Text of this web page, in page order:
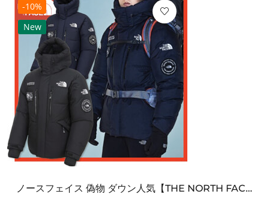
-10%
New
ノースフェイス 偽物 ダウン人気【THE NORTH FACE】M'S 7 SUMMIT HIM...